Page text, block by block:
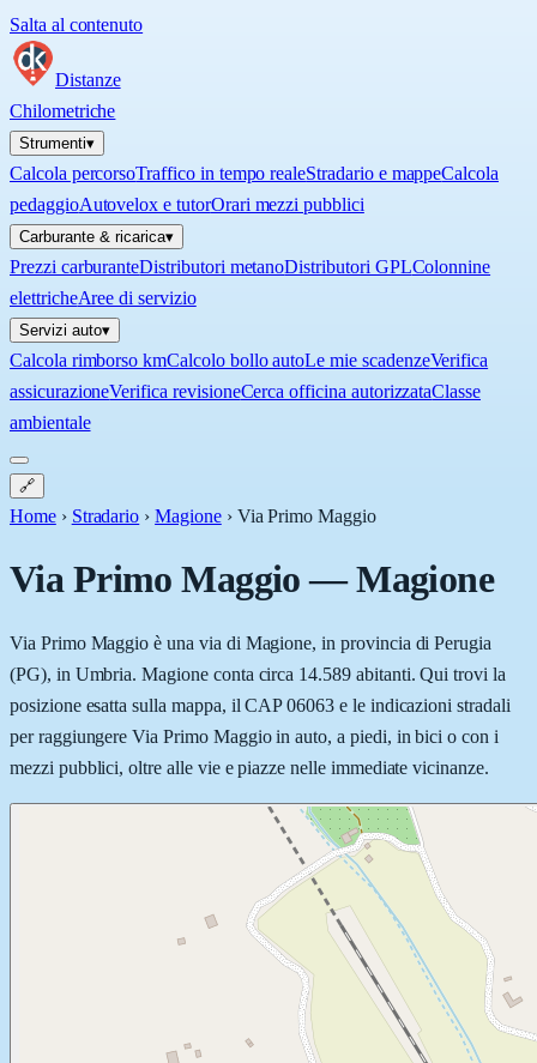
Salta al contenuto
Distanze
Chilometriche
Strumenti▾
Calcola percorsoTraffico in tempo realeStradario e mappeCalcola
pedaggioAutovelox e tutorOrari mezzi pubblici
Carburante & ricarica▾
Prezzi carburanteDistributori metanoDistributori GPLColonnine
elettricheAree di servizio
Servizi auto▾
Calcola rimborso kmCalcolo bollo autoLe mie scadenzeVerifica
assicurazioneVerifica revisioneCerca officina autorizzataClasse
ambientale
🔗
Home › Stradario › Magione › Via Primo Maggio
Via Primo Maggio—Magione
Via Primo Maggio è una via di Magione, in provincia di Perugia
(PG), in Umbria. Magione conta circa 14.589 abitanti. Qui trovi la
posizione esatta sulla mappa, il CAP 06063 e le indicazioni stradali
per raggiungere Via Primo Maggio in auto, a piedi, in bici o con i
mezzi pubblici, oltre alle vie e piazze nelle immediate vicinanze.